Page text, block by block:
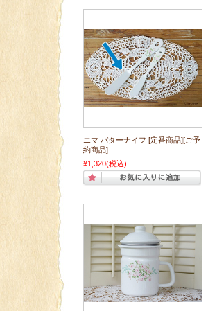
エマ バターナイフ [定番商品][ご予
約商品]
¥1,320(税込)